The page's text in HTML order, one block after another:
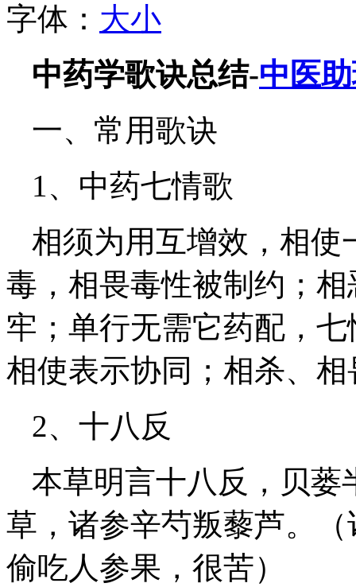
字体： 大小
中药学歌诀总结-中医
一、常用歌诀
1、中药七情歌
相须为用互增效，相使
毒，相畏毒性被制约；
牢；单行无需它药配，
相使表示协同；相杀、
2、十八反
本草明言十八反，贝蒌
草，诸参辛芍叛藜芦。
偷吃人参果，很苦）